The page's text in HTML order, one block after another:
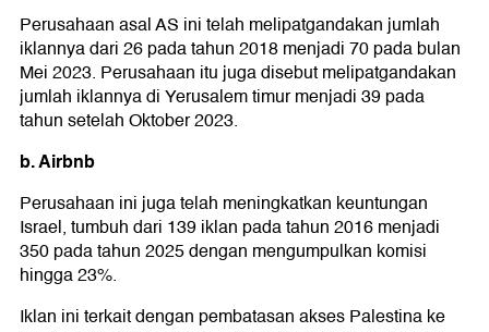
Perusahaan asal AS ini telah melipatgandakan jumlah
iklannya dari 26 pada tahun 2018 menjadi 70 pada bulan
Mei 2023. Perusahaan itu juga disebut melipatgandakan
jumlah iklannya di Yerusalem timur menjadi 39 pada
tahun setelah Oktober 2023.
b. Airbnb
Perusahaan ini juga telah meningkatkan keuntungan
Israel, tumbuh dari 139 iklan pada tahun 2016 menjadi
350 pada tahun 2025 dengan mengumpulkan komisi
hingga 23%.
Iklan ini terkait dengan pembatasan akses Palestina ke